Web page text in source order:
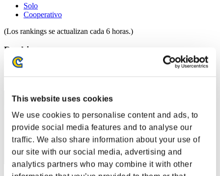
This website uses cookies
We use cookies to personalise content and ads, to
provide social media features and to analyse our
traffic. We also share information about your use of
our site with our social media, advertising and
analytics partners who may combine it with other
Solo
Cooperativo
(Los rankings se actualizan cada 6 horas.)
Rankings
Posición
1